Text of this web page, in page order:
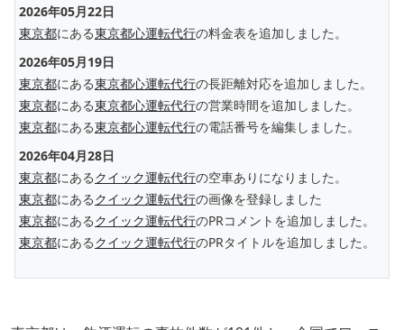
2026年05月22日
東京都にある東京都心運転代行の料金表を追加しました。
2026年05月19日
東京都にある東京都心運転代行の長距離対応を追加しました。
東京都にある東京都心運転代行の営業時間を追加しました。
東京都にある東京都心運転代行の電話番号を編集しました。
2026年04月28日
東京都にあるクイック運転代行の空車ありになりました。
東京都にあるクイック運転代行の画像を登録しました
東京都にあるクイック運転代行のPRコメントを追加しました。
東京都にあるクイック運転代行のPRタイトルを追加しました。